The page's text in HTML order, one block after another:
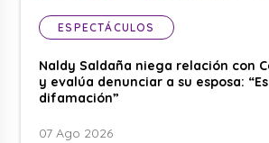
ESPECTÁCULOS
Naldy Saldaña niega relación con
y evalúa denunciar a su esposa:
difamación”
07 Ago 2026